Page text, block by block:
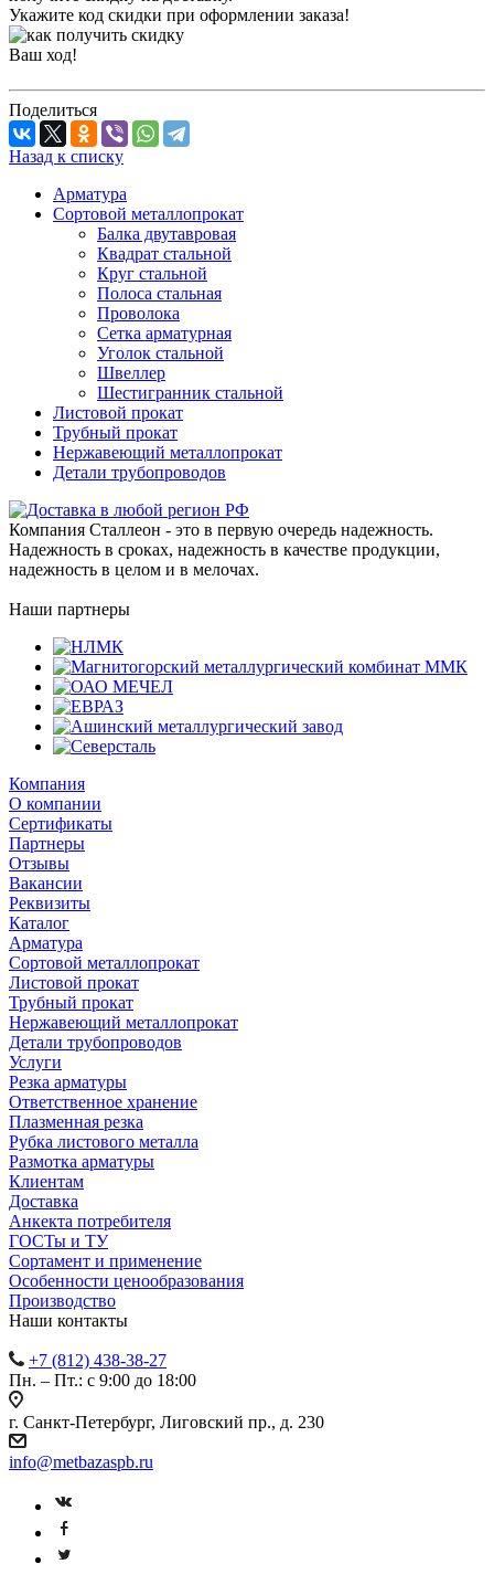
Укажите код скидки при оформлении заказа!
Ваш ход!
Поделиться
Назад к списку
Арматура
Сортовой металлопрокат
Балка двутавровая
Квадрат стальной
Круг стальной
Полоса стальная
Проволока
Сетка арматурная
Уголок стальной
Швеллер
Шестигранник стальной
Листовой прокат
Трубный прокат
Нержавеющий металлопрокат
Детали трубопроводов
Компания Сталлеон - это в первую очередь надежность.
Надежность в сроках, надежность в качестве продукции,
надежность в целом и в мелочах.
Наши партнеры
Компания
О компании
Сертификаты
Партнеры
Отзывы
Вакансии
Реквизиты
Каталог
Арматура
Сортовой металлопрокат
Листовой прокат
Трубный прокат
Нержавеющий металлопрокат
Детали трубопроводов
Услуги
Резка арматуры
Ответственное хранение
Плазменная резка
Рубка листового металла
Размотка арматуры
Клиентам
Доставка
Анкекта потребителя
ГОСТы и ТУ
Сортамент и применение
Особенности ценообразования
Производство
Наши контакты
+7 (812) 438-38-27
Пн. – Пт.: с 9:00 до 18:00
г. Санкт-Петербург, Лиговский пр., д. 230
info@metbazaspb.ru